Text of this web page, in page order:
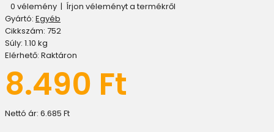
0 vélemény | Írjon véleményt a termékről
Gyártó: Egyéb
Cikkszám: 752
Súly: 1.10 kg
Elérhető: Raktáron
8.490 Ft
Nettó ár: 6.685 Ft